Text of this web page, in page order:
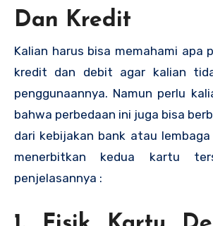
Dan Kredit
Kalian harus bisa memahami apa
kredit dan debit agar kalian
penggunaannya. Namun perlu
bahwa perbedaan ini juga bisa
dari kebijakan bank atau
menerbitkan kedua kartu
penjelasannya :